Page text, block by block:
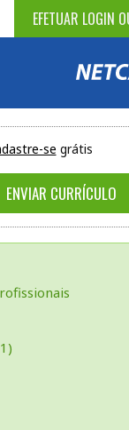
EFETUAR LOGIN
se grátis